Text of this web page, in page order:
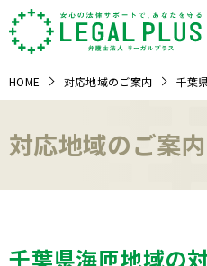
HOME 対応地域のご案内 千葉
対応地域のご案内
千葉県海匝地域の